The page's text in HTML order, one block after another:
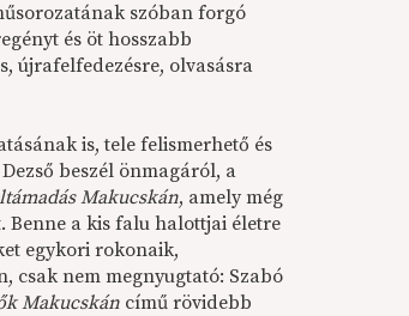
szóban forgó
és öt hosszabb
újrafelfedezésre, olvasásra
is, tele felismerhető és
beszél önmagáról, a
Makucskán, amely még
Benne a kis falu halottjai életre
egykori rokonaik,
csak nem megnyugtató: Szabó
Makucskán című rövidebb